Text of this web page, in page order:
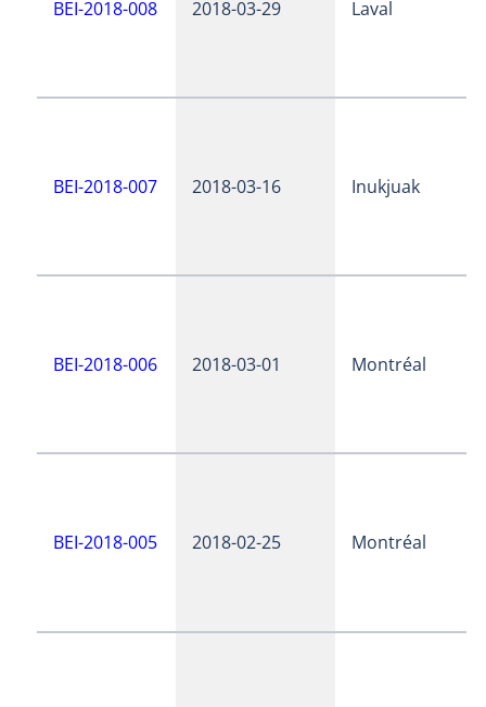
BEI-2018-008 2018-03-29 Laval
BEI-2018-007 2018-03-16 Inukjuak
BEI-2018-006 2018-03-01 Montréal
BEI-2018-005 2018-02-25 Montréal